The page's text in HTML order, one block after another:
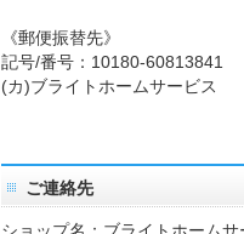
《郵便振替先》
記号/番号：10180-60813841
(カ)ブライトホームサービス
ご連絡先